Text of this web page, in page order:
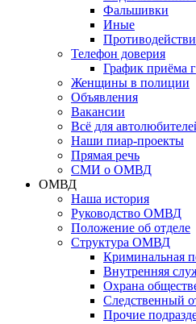
Фальшивки
Иные
Телефон доверия
График приёма
Женщины в полиции
Объявления
Вакансии
Всё для
Наши пиар-проекты
Прямая речь
СМИ о ОМВД
ОМВД
Наша история
Руководство ОМВД
Положение об отделе
Структура ОМВД
Криминальная
Внутренняя
Охрана
Следственный
Прочие